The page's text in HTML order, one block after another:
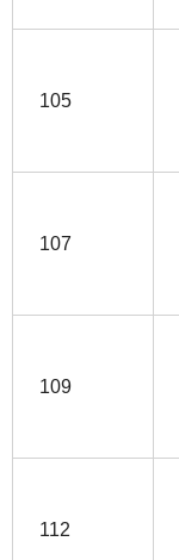
105
107
109
112